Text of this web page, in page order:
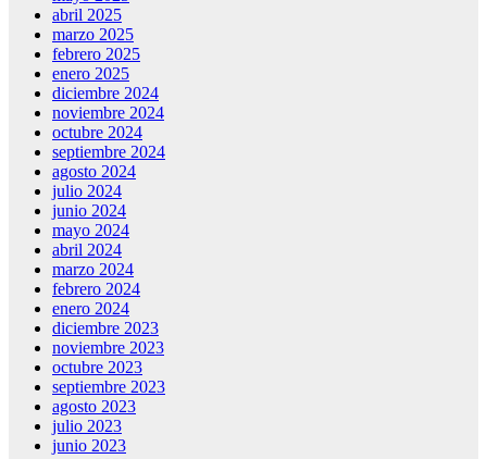
abril 2025
marzo 2025
febrero 2025
enero 2025
diciembre 2024
noviembre 2024
octubre 2024
septiembre 2024
agosto 2024
julio 2024
junio 2024
mayo 2024
abril 2024
marzo 2024
febrero 2024
enero 2024
diciembre 2023
noviembre 2023
octubre 2023
septiembre 2023
agosto 2023
julio 2023
junio 2023